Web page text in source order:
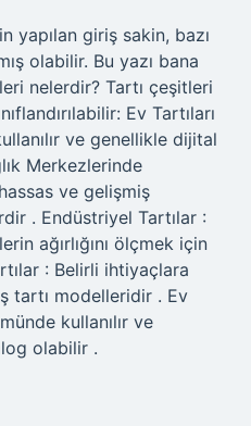
yapılan giriş sakin, bazı
olabilir. Bu yazı bana
nelerdir? Tartı çeşitleri
Ev Tartıları
ve genellikle dijital
Merkezlerinde
ve gelişmiş
. Endüstriyel Tartılar :
ağırlığını ölçmek için
: Belirli ihtiyaçlara
tartı modelleridir . Ev
kullanılır ve
olabilir .